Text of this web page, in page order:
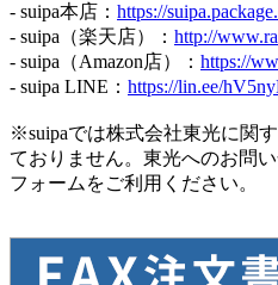
- suipa本店： https://
- suipa（楽天店）： http://
- suipa（Amazon店）： https://
- suipa LINE： https://lin.ee/
※suipaでは株式会社東光に関
ておりません。東光へのお問
フォームをご利用ください。